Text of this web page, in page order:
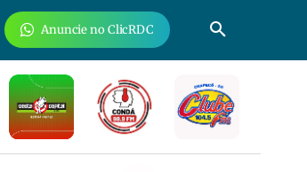
Anuncie no ClicRDC